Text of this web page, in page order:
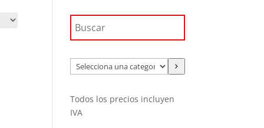
Selecciona
una
Todos los precios incluyen
IVA